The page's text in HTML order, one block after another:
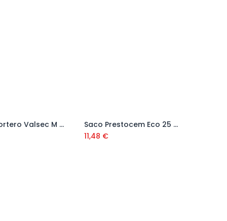
Añadir al carrito Saco Mortero Valsec M 7,5 Hidrófugo Blanco 25 Kg Añadir al carrito
Saco Prestocem Eco 25 Kg Ref. K70100
11,48 €